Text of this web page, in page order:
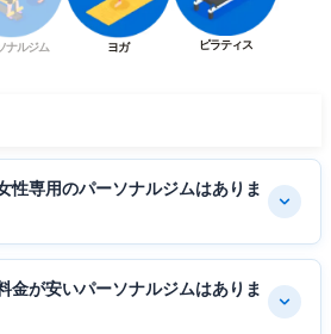
ナルジム ヨガ ピラティス
性専用のパーソナルジムはありま
金が安いパーソナルジムはありま